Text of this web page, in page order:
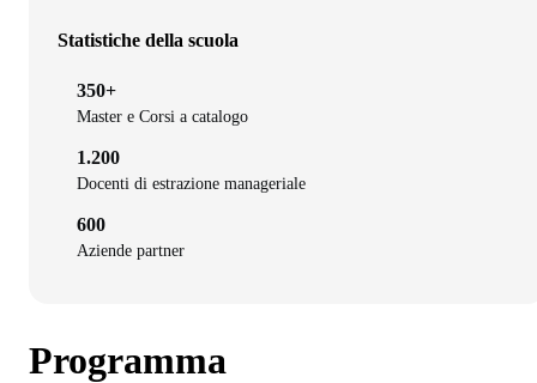
Statistiche della scuola
350+
Master e Corsi a catalogo
1.200
Docenti di estrazione manageriale
600
Aziende partner
Programma